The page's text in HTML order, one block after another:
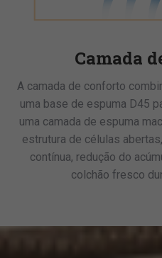
Camada
A camada de conforto
uma base de espuma D45
uma camada de espuma
estrutura de células
contínua, redução do
colchão fresco